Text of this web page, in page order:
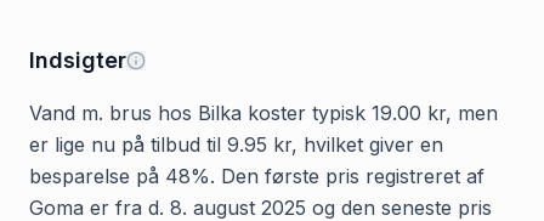
Indsigter
Vand m. brus hos Bilka koster typisk 19.00 kr, men
er lige nu på tilbud til 9.95 kr, hvilket giver en
besparelse på 48%. Den første pris registreret af
Goma er fra d. 8. august 2025 og den seneste pris